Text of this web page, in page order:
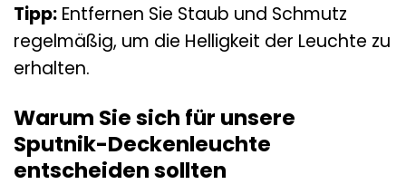
Tipp: Entfernen Sie Staub und Schmutz
regelmäßig, um die Helligkeit der Leuchte zu
erhalten.
Warum Sie sich für unsere
Sputnik-Deckenleuchte
entscheiden sollten